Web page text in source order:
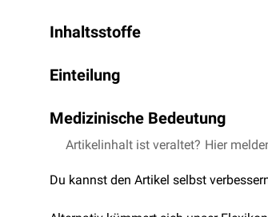
Inhaltsstoffe
Stoffe, die in Softdrinks enthalten sein
ZuckeroderSüßstoffe
Salze
Fruchtkonzentrate
Einteilung
Fruchtsaftgetränke
Fruchtschorlen
Limonaden
Medizinische Bedeutung
Der regelmäßige Konsum von
KariogeneWirkung aufgrund des
Artikelinhalt ist veraltet? Hier
Du kannst den Artikel selbst